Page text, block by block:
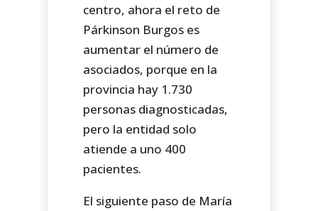
centro, ahora el reto de
Párkinson Burgos es
aumentar el número de
asociados, porque en la
provincia hay 1.730
personas diagnosticadas,
pero la entidad solo
atiende a uno 400
pacientes.
El siguiente paso de María